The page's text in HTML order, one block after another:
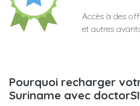
Accès à des
et autres
Pourquoi recharger
Suriname avec